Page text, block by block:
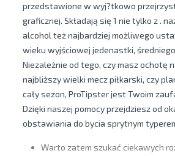
przedstawione w wyj?tkowo
graficznej. Składają się 1 nie tylko z .
alcohol też najbardziej możliwego
wieku wyjściowej jedenastki,
Niezależnie od tego, czy masz ochotę
najbliższy wielki mecz piłkarski, czy
cały sezon, ProTipster jest Twoim
Dzięki naszej pomocy przejdziesz od
obstawiania do bycia sprytnym
Warto zatem szukać ciekawych